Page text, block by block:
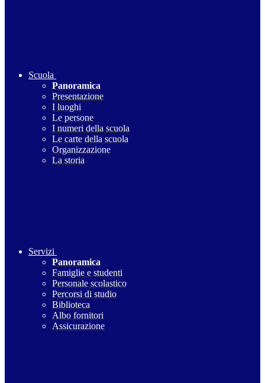
Scuola
Panoramica
Presentazione
I luoghi
Le persone
I numeri della scuola
Le carte della scuola
Organizzazione
La storia
Servizi
Panoramica
Famiglie e studenti
Personale scolastico
Percorsi di studio
Biblioteca
Albo fornitori
Assicurazione